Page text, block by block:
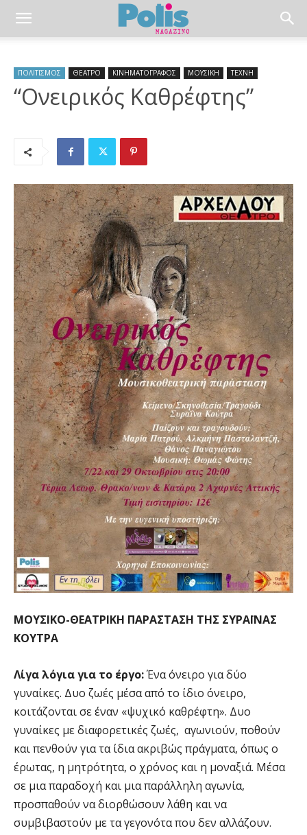
ΠΟΛΙΤΙΣΜΟΣ ΘΕΑΤΡΟ ΚΙΝΗΜΑΤΟΓΡΑΦΟΣ ΜΟΥΣΙΚΗ ΤΕΧΝΗ
“Ονειρικός Καθρέφτης”
ΜΟΥΣΙΚΟ-ΘΕΑΤΡΙΚΗ ΠΑΡΑΣΤΑΣΗ ΤΗΣ ΣΥΡΑΪΝΑΣ
ΚΟΥΤΡΑ
Λίγα λόγια για το έργο:Ένα όνειρο για δύο
γυναίκες. Δυο ζωές μέσα από το ίδιο όνειρο,
κοιτάζονται σε έναν «ψυχικό καθρέφτη». Δυο
γυναίκες με διαφορετικές ζωές, αγωνιούν, ποθούν
και πενθούν για τα ίδια ακριβώς πράγματα, όπως ο
έρωτας, η μητρότητα, ο χρόνος και η μοναξιά. Μέσα
σε μια παραδοχή και μια παράλληλη αγωνία,
προσπαθούν να διορθώσουν λάθη και να
συμβιβαστούν με τα γεγονότα που δεν αλλάζουν.